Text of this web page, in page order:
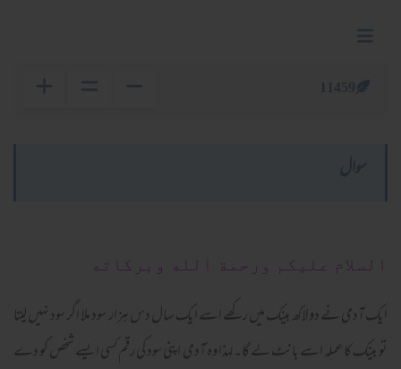
السلام عليكم ورحمة الله وبركاته
ایک آدمی نے دو لاکھ بینک میں رکھے اسے ایک سال دس ہزار سود ملا اگر سود نہیں لیتا
تو بینک کاعملہ اسے بانٹ لے گا۔لہذا وہ آدمی اپنی سود کی رقم کسی ایسے شخص کو دے